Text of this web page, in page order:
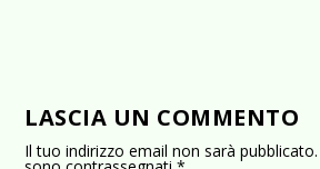
LASCIA UN COMMENTO
Il tuo indirizzo email non sarà pubblicato.